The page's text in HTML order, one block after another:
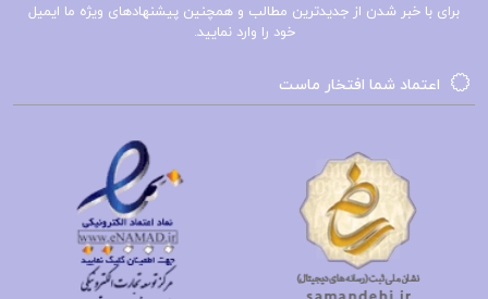
نقد هفت و نیم درس درباره مغز لیزا فلدمن بارت pdf
پی دی اف هفت و نیم درس درباره مغز
برای با خبر شدن از جدیدترین مطالب و همچنین پیشنهادهای ویژه ما ایمیل
خود را وارد نمایید.
اعتماد شما افتخار ماست